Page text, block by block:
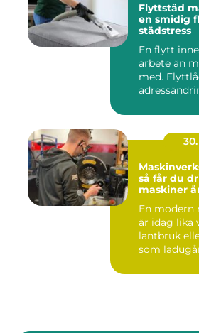
Flyttstäd malmö
en smidig
städstress
En flytt
arbete än
med.
så får du
maskiner
En modern
är idag lika
lantbruk
som